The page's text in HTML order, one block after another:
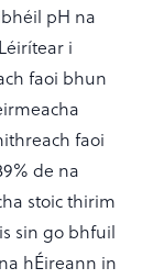
pH na
i
faoi bhun
faoi
de na
stoic thirim
sin go bhfuil
hÉireann in